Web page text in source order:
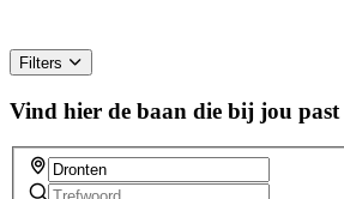
Filters
Vind hier de baan die bij jou past